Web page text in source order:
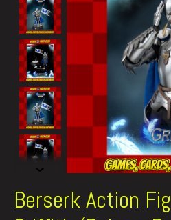
Berserk Action